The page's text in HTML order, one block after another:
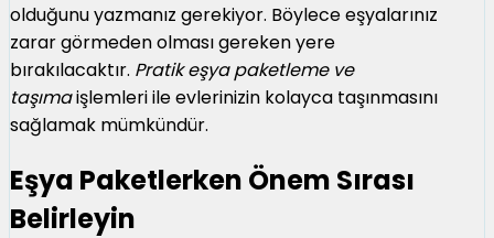
olduğunu yazmanız gerekiyor. Böylece eşyalarınız
zarar görmeden olması gereken yere
bırakılacaktır. Pratik eşya paketleme ve
taşımaişlemleri ile evlerinizin kolayca taşınmasını
sağlamak mümkündür.
Eşya Paketlerken Önem Sırası
Belirleyin